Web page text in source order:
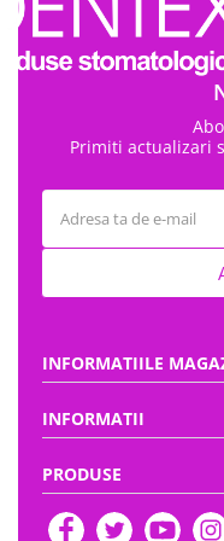
Primiti actualizari
INFORMATIILE
INFORMATII
PRODUSE